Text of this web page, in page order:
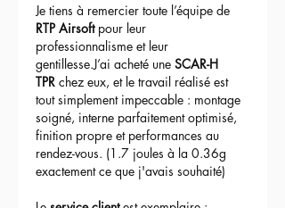
Je tiens à remercier toute l’équipe de
RTP Airsoft pour leur
professionnalisme et leur
gentillesse.J’ai acheté une SCAR-H
TPR chez eux, et le travail réalisé est
tout simplement impeccable : montage
soigné, interne parfaitement optimisé,
finition propre et performances au
rendez-vous. (1.7 joules à la 0.36g
exactement ce que j'avais souhaité)